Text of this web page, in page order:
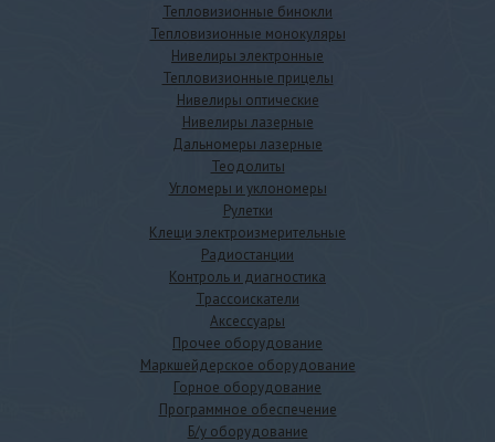
Тепловизионные бинокли
Тепловизионные монокуляры
Нивелиры электронные
Тепловизионные прицелы
Нивелиры оптические
Нивелиры лазерные
Дальномеры лазерные
Теодолиты
Угломеры и уклономеры
Рулетки
Клещи электроизмерительные
Радиостанции
Контроль и диагностика
Трассоискатели
Аксессуары
Прочее оборудование
Маркшейдерское оборудование
Горное оборудование
Программное обеспечение
Б/у оборудование